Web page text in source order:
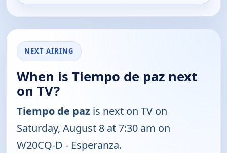
NEXT AIRING
When is Tiempo de paz next
on TV?
Tiempo de paz is next on TV on
Saturday, August 8 at 7:30 am on
W20CQ-D - Esperanza.